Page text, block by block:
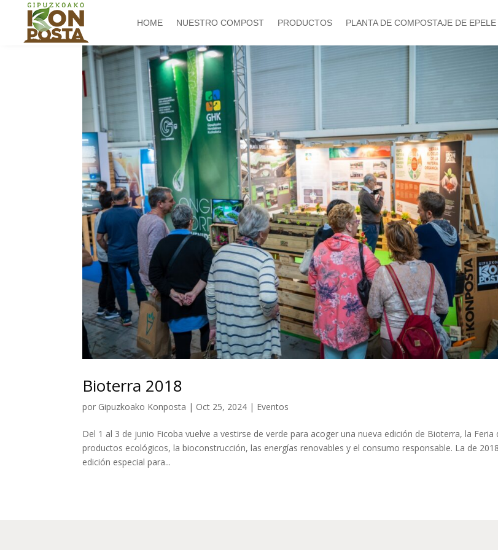
HOME NUESTRO COMPOST PRODUCTOS PLANTA DE COMPOSTAJE DE EPELE
Bioterra 2018
por Gipuzkoako Konposta | Oct 25, 2024 | Eventos
Del 1 al 3 de junio Ficoba vuelve a vestirse de verde para acoger una nueva edición de Bioterra, la Feria
productos ecológicos, la bioconstrucción, las energías renovables y el consumo responsable. La de
edición especial para...